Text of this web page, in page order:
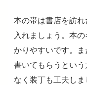
本の帯は書店を訪
入れましょう。本
かりやすいです。
書いてもらうとい
なく装丁も工夫し